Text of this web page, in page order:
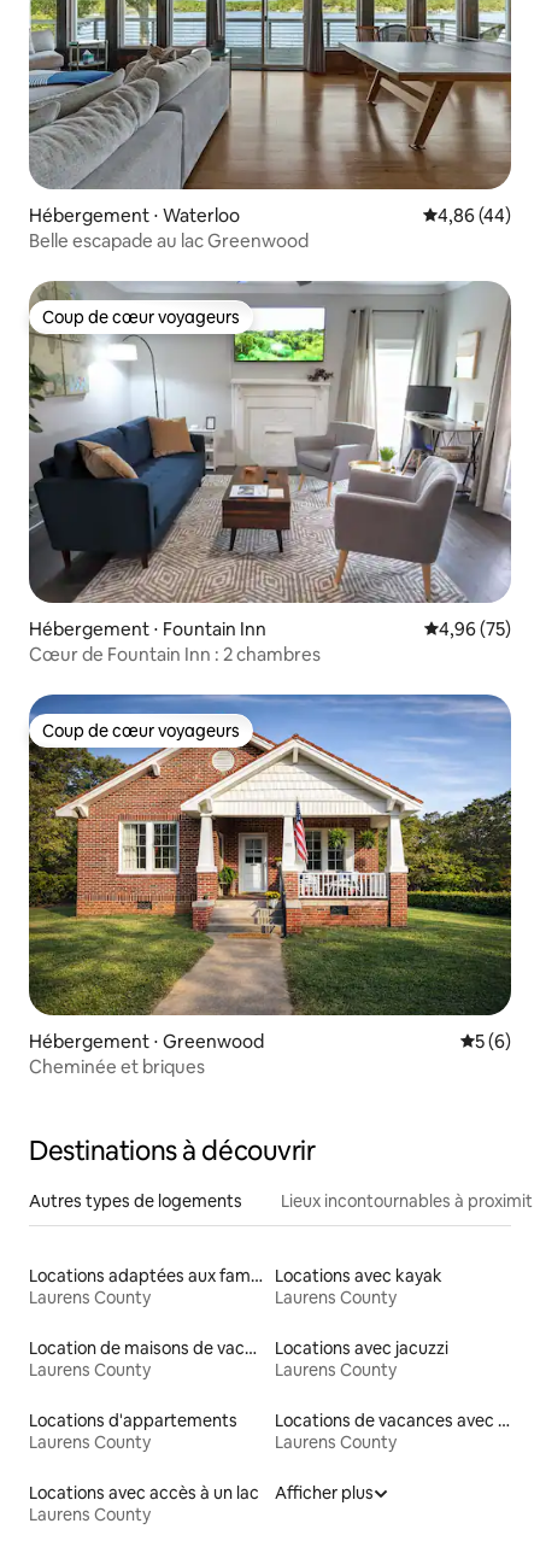
Hébergement ⋅ Waterloo Évaluation
4,86 (44)
Belle escapade au lac Greenwood
Coup de cœur voyageurs
Coup de cœur voyageurs
Hébergement ⋅ Fountain Inn Évaluation
4,96 (75)
Cœur de Fountain Inn : 2 chambres
Coup de cœur voyageurs
Coup de cœur voyageurs
Hébergement ⋅ Greenwood
5 (6)
Cheminée et briques
Destinations à découvrir
Autres types de logements Lieux incontournables à
Locations adaptées aux familles
Laurens County
Locations avec kayak
Laurens County
Location de maisons de vacances
Laurens County
Locations avec jacuzzi
Laurens County
Locations d'appartements
Laurens County
Locations de vacances avec piscine
Laurens County
Locations avec accès à un lac
Laurens County
Afficher plus